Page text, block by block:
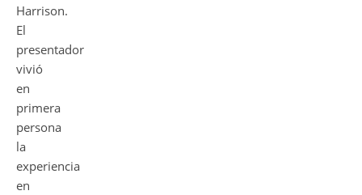
Harrison.
El
presentador
vivió
en
primera
persona
la
experiencia
en